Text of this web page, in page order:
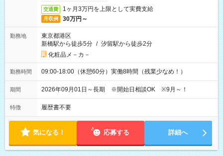
交通費 1ヶ月3万円を上限として実費支給
月収例 30万円～
勤務地
東京都港区
新橋駅から徒歩5分 / 汐留駅から徒歩2分
化粧品メ－カ－
勤務時間 09:00-18:00（休憩60分）実働8時間（残業少なめ！）
期間 2026年09月01日～長期 ※開始日相談OK ※9月～！
特徴 履歴書不要
気になる！ 応募する 詳細へ